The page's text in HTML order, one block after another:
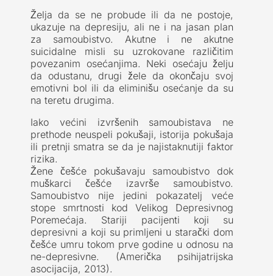
Želja da se ne probude ili da ne postoje,
ukazuje na depresiju, ali ne i na jasan plan
za samoubistvo. Akutne i ne akutne
suicidalne misli su uzrokovane različitim
povezanim osećanjima. Neki osećaju želju
da odustanu, drugi žele da okončaju svoj
emotivni bol ili da eliminišu osećanje da su
na teretu drugima.
Iako većini izvršenih samoubistava ne
prethode neuspeli pokušaji, istorija pokušaja
ili pretnji smatra se da je najistaknutiji faktor
rizika.
Žene češće pokušavaju samoubistvo dok
muškarci češće izavrše samoubistvo.
Samoubistvo nije jedini pokazatelj veće
stope smrtnosti kod Velikog Depresivnog
Poremećaja. Stariji pacijenti koji su
depresivni a koji su primljeni u starački dom
češće umru tokom prve godine u odnosu na
ne-depresivne. (Američka psihijatrijska
asocijacija, 2013).